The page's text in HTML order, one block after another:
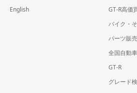
English
GT-R高価
バイク・
パーツ販売
全国自動
GT-R
グレード